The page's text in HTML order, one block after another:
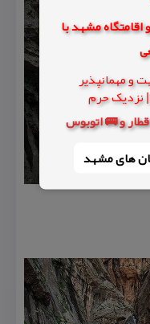
بیش از 1000 هتل و اقامتگاه مشهد با
و مهمانپذیر
قطار و 🚌 اتوبوس
های مشهد